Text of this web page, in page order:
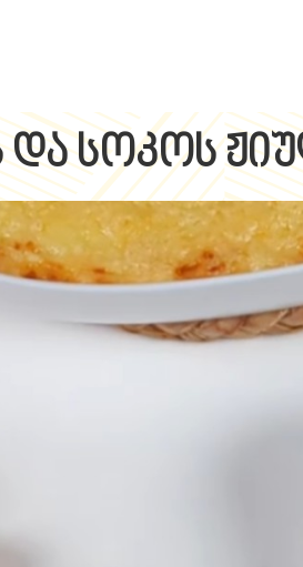
და სოკოს